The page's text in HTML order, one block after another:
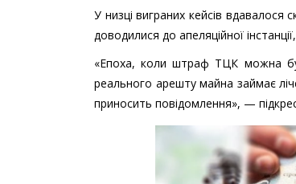
У низці виграних кейсів
доводилися до апеляційної
«Епоха, коли штраф ТЦК можна
реального арешту майна займає
приносить повідомлення», —